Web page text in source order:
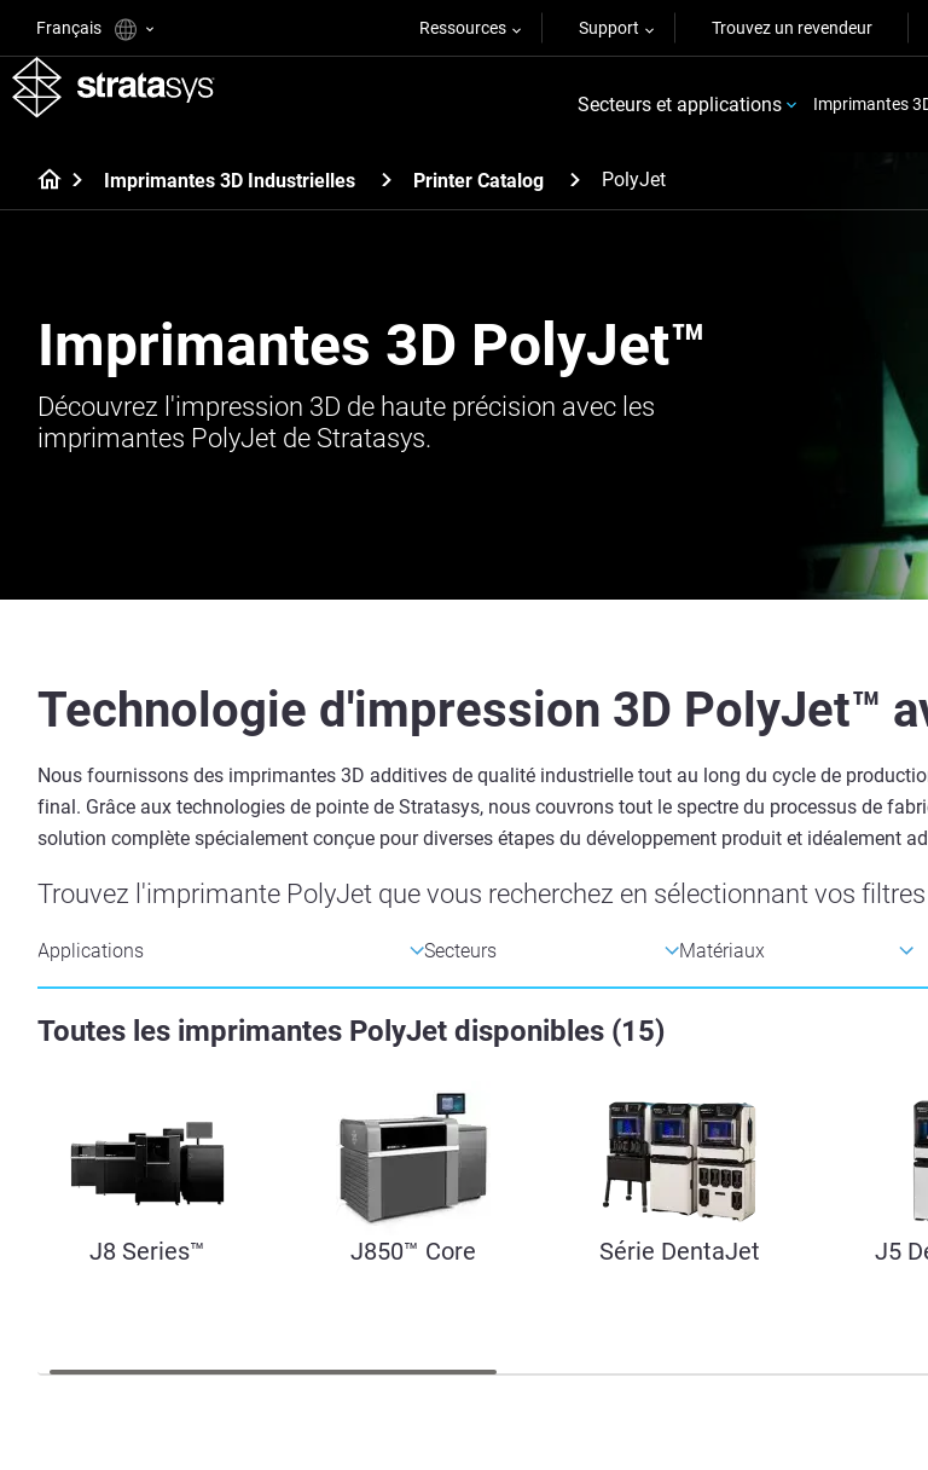
Français Ressources Support Trouvez un revendeur
Secteurs et applications Imprimantes
Imprimantes 3D Industrielles Printer Catalog PolyJet
Imprimantes 3D PolyJet™
Découvrez l'impression 3D de haute précision avec les
imprimantes PolyJet de Stratasys.
Technologie d'impression 3D PolyJet™
Nous fournissons des imprimantes 3D additives de qualité industrielle tout au long du cycle de
final. Grâce aux technologies de pointe de Stratasys, nous couvrons tout le spectre du processus de
solution complète spécialement conçue pour diverses étapes du développement produit et idéalement
Trouvez l'imprimante PolyJet que vous recherchez en sélectionnant vos filtres
Toutes les imprimantes PolyJet disponibles (15)
J8 Series™ J850™ Core Série DentaJet J5